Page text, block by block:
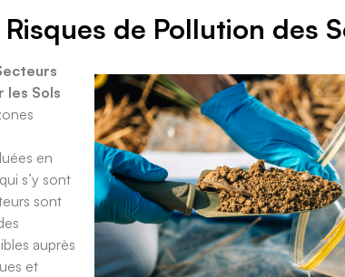
Risques de Pollution des
les Sols
en
s’y sont
sont
auprès
et